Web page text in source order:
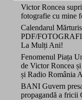
Victor Roncea
fotografie cu mine
Calendarul
PDF/
La Mulți Ani!
Fenomenul Piața
de Victor Roncea
și Radio România
BANI Guvern
propagandă a